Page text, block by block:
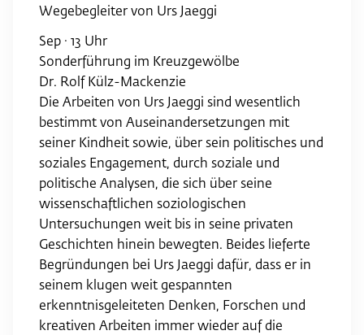
Wegebegleiter von Urs Jaeggi
Sep · 13 Uhr
Sonderführung im Kreuzgewölbe
Dr. Rolf Külz-Mackenzie
Die Arbeiten von Urs Jaeggi sind wesentlich
bestimmt von Auseinandersetzungen mit
seiner Kindheit sowie, über sein politisches und
soziales Engagement, durch soziale und
politische Analysen, die sich über seine
wissenschaftlichen soziologischen
Untersuchungen weit bis in seine privaten
Geschichten hinein bewegten. Beides lieferte
Begründungen bei Urs Jaeggi dafür, dass er in
seinem klugen weit gespannten
erkenntnisgeleiteten Denken, Forschen und
kreativen Arbeiten immer wieder auf die